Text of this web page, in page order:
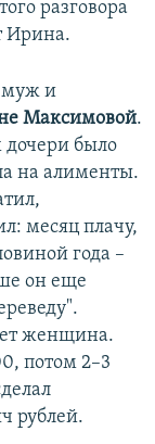
разговора
Ирина.
муж и
Максимовой.
дочери было
на алименты.
месяц плачу,
года –
он еще
женщина.
потом 2–3
рублей.